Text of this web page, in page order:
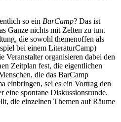
so ein BarCamp? Das ist
Ganze nichts mit Zelten zu tun.
die sowohl themenoffen als
bei einem LiteraturCamp)
Veranstalter organisieren dabei den
Zeitplan fest, die eigentlichen
die das BarCamp
einbringen, sei es ein Vortrag den
eine spontane Diskussionsrunde.
die einzelnen Themen auf Räume